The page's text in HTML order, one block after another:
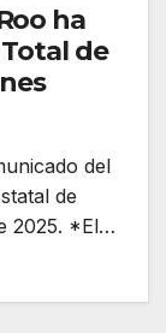
ha
de
del
de
2025. *El…